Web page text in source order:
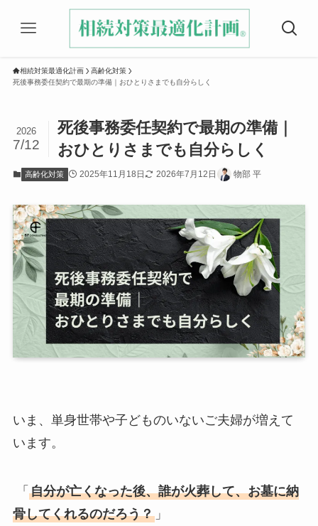
相続対策最適化計画
高齢化対策
死後事務委任契約で最期の準備｜おひとりさまでも自分らしく
死後事務委任契約で最期の準備｜
おひとりさまでも自分らしく
2026
7/12
高齢化対策 2025年11月18日 2026年7月12日 物部 平
いま、単身世帯や子どものいないご夫婦が増えて
います。
「 自分が亡くなった後、誰が火葬して、お墓に納
骨してくれるのだろう？」